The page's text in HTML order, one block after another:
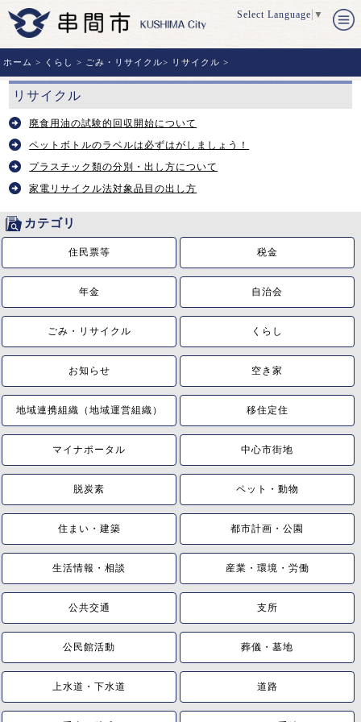
Select Language ▼
ホーム > くらし > ごみ・リサイクル> リサイクル >
リサイクル
廃食用油の試験的回収開始について
ペットボトルのラベルは必ずはがしましょう！
プラスチック類の分別・出し方について
家電リサイクル法対象品目の出し方
カテゴリ
住民票等 税金
年金 自治会
ごみ・リサイクル くらし
お知らせ 空き家
地域連携組織（地域運営組織） 移住定住
マイナポータル 中心市街地
脱炭素 ペット・動物
住まい・建築 都市計画・公園
生活情報・相談 産業・環境・労働
公共交通 支所
公民館活動 葬儀・墓地
上水道・下水道 道路